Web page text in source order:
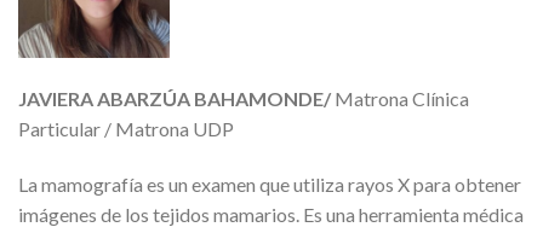
JAVIERA ABARZÚA BAHAMONDE/ Matrona Clínica
Particular / Matrona UDP
La mamografía es un examen que utiliza rayos X para obtener
imágenes de los tejidos mamarios. Es una herramienta médica